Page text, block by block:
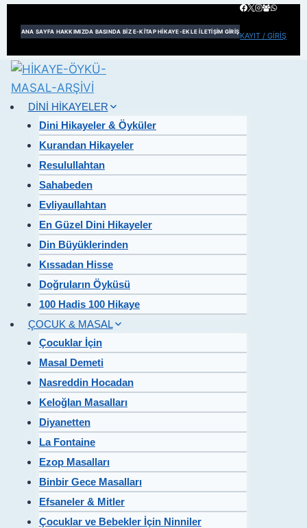
Skip
ANA SAYFA HAKKIMIZDA BASINDA BİZ E-KİTAP HİKAYE-EKLE İLETİŞİM GİRİŞ KAYIT / GİRİŞ
DİNİ HİKAYELER
Dini Hikayeler & Öyküler
Kurandan Hikayeler
Resulullahtan
Sahabeden
Evliyaullahtan
En Güzel Dini Hikayeler
Din Büyüklerinden
Kıssadan Hisse
Doğruların Öyküsü
100 Hadis 100 Hikaye
ÇOCUK & MASAL
Çocuklar İçin
Masal Demeti
Nasreddin Hocadan
Keloğlan Masalları
Diyanetten
La Fontaine
Ezop Masalları
Binbir Gece Masalları
Efsaneler & Mitler
Çocuklar ve Bebekler İçin Ninniler